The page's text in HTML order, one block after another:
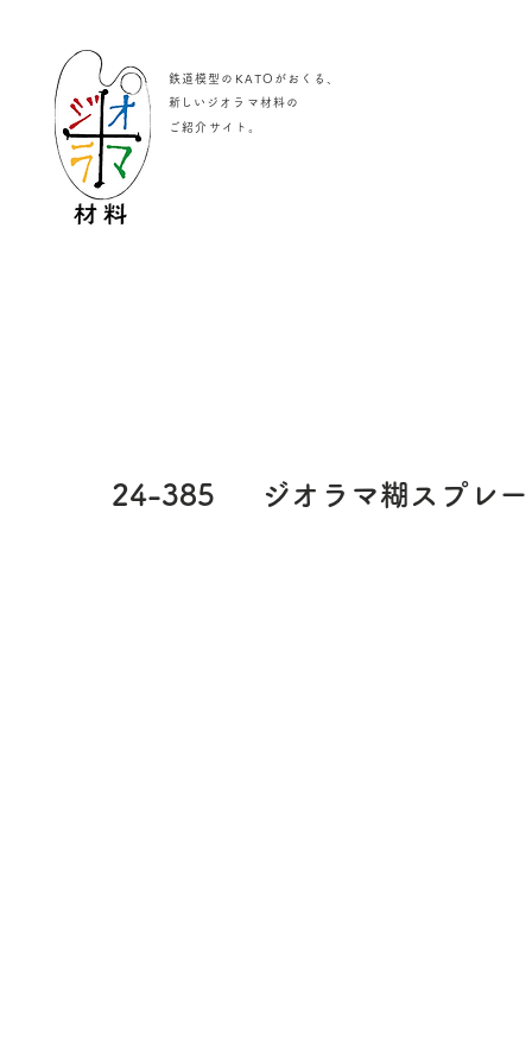
鉄道模型のKATOがおくる、
​新しいジオラマ材料の
ご紹介サイト
24-385 ジオラマ糊スプレー